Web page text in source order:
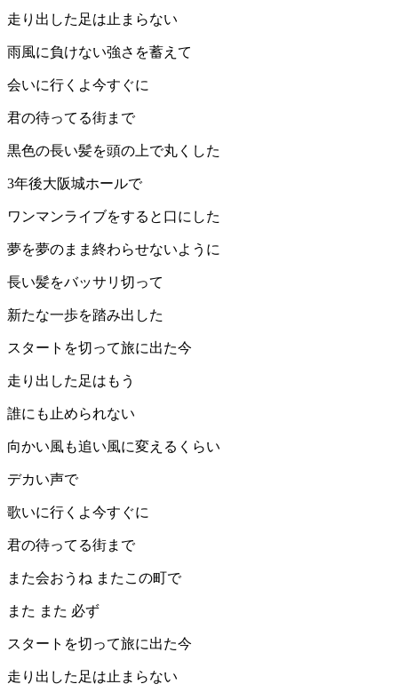
走り出した足は止まらない
雨風に負けない強さを蓄えて
会いに行くよ今すぐに
君の待ってる街まで
黒色の長い髪を頭の上で丸くした
3年後大阪城ホールで
ワンマンライブをすると口にした
夢を夢のまま終わらせないように
長い髪をバッサリ切って
新たな一歩を踏み出した
スタートを切って旅に出た今
走り出した足はもう
誰にも止められない
向かい風も追い風に変えるくらい
デカい声で
歌いに行くよ今すぐに
君の待ってる街まで
また会おうね またこの町で
また また 必ず
スタートを切って旅に出た今
走り出した足は止まらない